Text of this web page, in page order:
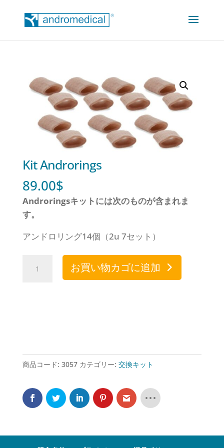
Kit Androrings
89.00$
Androringsキットには次のものが含まれま
す。
アンドロリング14個（2u 7セット）
Androrings
お買い物カゴに追加
商品コード: 3057 カテゴリー: 交換キット